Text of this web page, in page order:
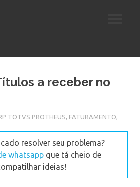
a receber no
TOTVS PROTHEUS, FATURAMENTO,
resolver seu problema?
whatsapp que tá cheio de
ideias!